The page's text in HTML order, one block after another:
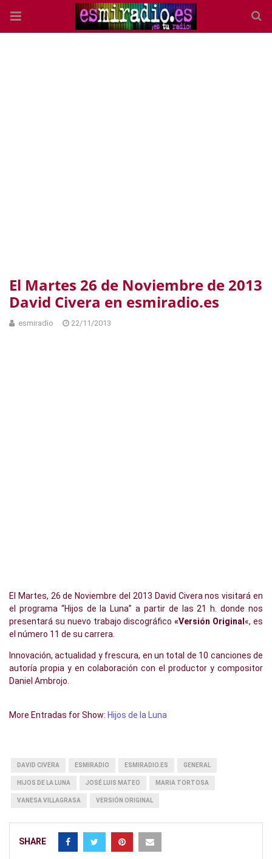
El Martes 26 de Noviembre de 2013
David Civera en esmiradio.es
esmiradio 22/11/2013
El Martes, 26 de Noviembre del 2013 David Civera nos visitará en
el programa “Hijos de la Luna” a partir de las 21 h. donde nos
presentará su nuevo trabajo discográfico«Versión Original«, es
el número 11 de su carrera.
Innovación, actualidad y frescura, en un total de 10 canciones de
autoría propia y en colaboración con el productor y compositor
Daniel Ambrojo.
More Entradas for Show: Hijos de la Luna
DAVID CIVERA ESMIRADIO ESMIRADIO.ES GENERAL
HIJOS DE LA LUNA JOSÉ LUIS MATEO MARIA TORTOSA
VANESA VILLAGRASA VERSIÓN ORIGINAL
SHARE